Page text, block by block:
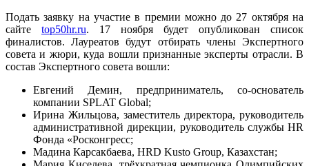
Подать заявку на участие в премии можно до 27 октября на
сайте top50hr.ru. 17 ноября будет опубликован список
финалистов. Лауреатов будут отбирать члены Экспертного
совета и жюри, куда вошли признанные эксперты отрасли. В
состав Экспертного совета вошли:
Евгений Демин, предприниматель, со-основатель
компании SPLAT Global;
Ирина Жильцова, заместитель директора, руководитель
административной дирекции, руководитель службы HR
Фонда «Росконгресс;
Мадина Карсакбаева, HRD Kusto Group, Казахстан;